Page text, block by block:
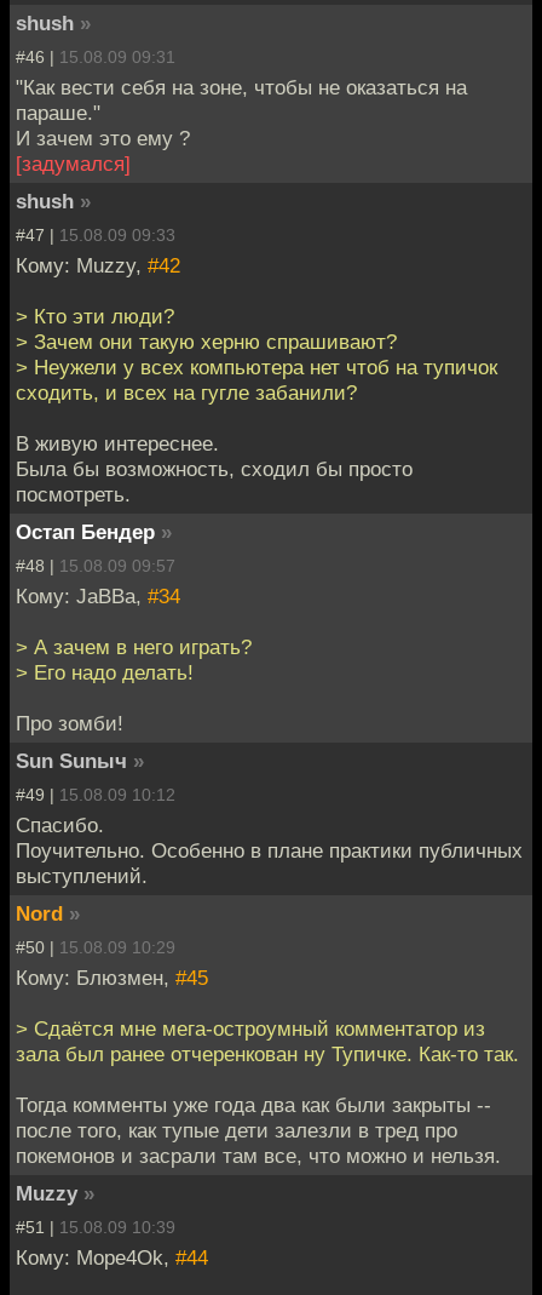
shush »
#46 | 15.08.09 09:31
"Как вести себя на зоне, чтобы не оказаться на
параше."
И зачем это ему ?
[задумался]
shush »
#47 | 15.08.09 09:33
Кому: Muzzy, #42
> Кто эти люди?
> Зачем они такую херню спрашивают?
> Неужели у всех компьютера нет чтоб на тупичок
сходить, и всех на гугле забанили?
В живую интереснее.
Была бы возможность, сходил бы просто
посмотреть.
Остап Бендер »
#48 | 15.08.09 09:57
Кому: JaBBa, #34
> А зачем в него играть?
> Его надо делать!
Про зомби!
Sun Sunыч »
#49 | 15.08.09 10:12
Спасибо.
Поучительно. Особенно в плане практики публичных
выступлений.
Nord »
#50 | 15.08.09 10:29
Кому: Блюзмен, #45
> Сдаётся мне мега-остроумный комментатор из
зала был ранее отчеренкован ну Тупичке. Как-то так.
Тогда комменты уже года два как были закрыты --
после того, как тупые дети залезли в тред про
покемонов и засрали там все, что можно и нельзя.
Muzzy »
#51 | 15.08.09 10:39
Кому: Mope4Ok, #44